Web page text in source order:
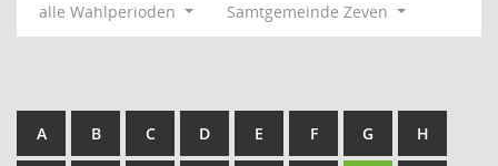
alle Wahlperioden Samtgemeinde Zeven
A B C D E F G H